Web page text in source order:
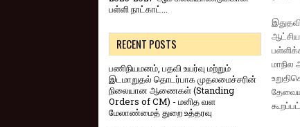
பள்ளி நாட்காட்...
RECENT POSTS
பணிநியமனம், பதவி உயர்வு மற்றும்
இடமாறுதல் தொடர்பாக முதலமைச்சரின்
நிலையான ஆணைகள் (Standing
Orders of CM) - மனித வள
மேலாண்மைத் துறை உத்தரவு